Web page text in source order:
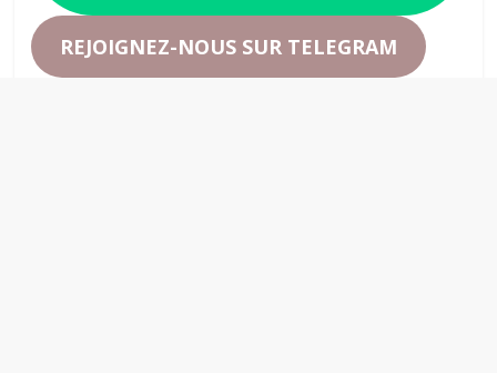
REJOIGNEZ-NOUS SUR TELEGRAM